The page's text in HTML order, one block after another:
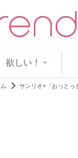
『名探偵のままでいて』、
欲しい！
サンリオ×「おっと